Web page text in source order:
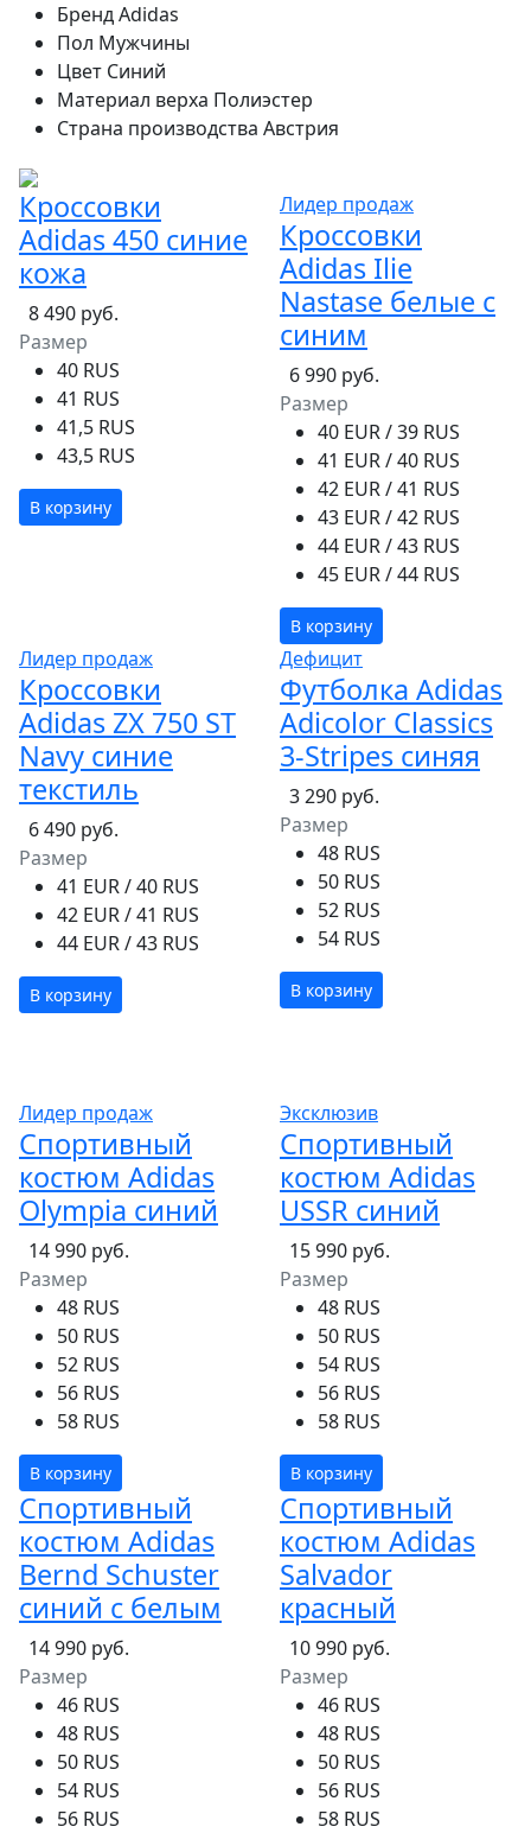
БрендAdidas
Пол Мужчины
Цвет Синий
Материал верха Полиэстер
Страна производства Австрия
Кроссовки
Adidas 450 синие
кожа
8 490 руб.
Размер
40 RUS
41 RUS
41,5 RUS
43,5 RUS
В корзину
Лидер продаж
Кроссовки
Adidas Ilie
Nastase белые с
синим
6 990 руб.
Размер
40 EUR / 39 RUS
41 EUR / 40 RUS
42 EUR / 41 RUS
43 EUR / 42 RUS
44 EUR / 43 RUS
45 EUR / 44 RUS
В корзину
Лидер продаж
Кроссовки
Adidas ZX 750 ST
Navy синие
текстиль
6 490 руб.
Размер
41 EUR / 40 RUS
42 EUR / 41 RUS
44 EUR / 43 RUS
В корзину
Дефицит
Футболка Adidas
Adicolor Classics
3-Stripes синяя
3 290 руб.
Размер
48 RUS
50 RUS
52 RUS
54 RUS
В корзину
Лидер продаж
Спортивный
костюм Adidas
Olympia синий
14 990 руб.
Размер
48 RUS
50 RUS
52 RUS
56 RUS
58 RUS
В корзину
Эксклюзив
Спортивный
костюм Adidas
USSR синий
15 990 руб.
Размер
48 RUS
50 RUS
54 RUS
56 RUS
58 RUS
В корзину
Спортивный
костюм Adidas
Bernd Schuster
синий с белым
14 990 руб.
Размер
46 RUS
48 RUS
50 RUS
54 RUS
56 RUS
Спортивный
костюм Adidas
Salvador
красный
10 990 руб.
Размер
46 RUS
48 RUS
50 RUS
56 RUS
58 RUS